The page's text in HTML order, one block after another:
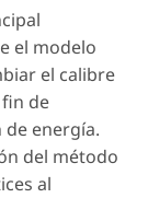
el modelo
el calibre
de
energía.
del método
al